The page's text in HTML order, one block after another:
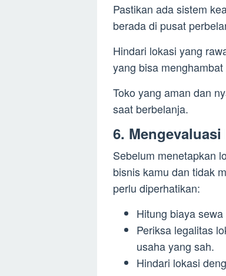
Pastikan ada sistem
berada di pusat
Hindari lokasi yang
yang bisa
Toko yang aman dan
saat berbelanja.
6.
Sebelum menetapkan
bisnis kamu dan tidak
perlu diperhatikan:
Hitung biaya
Periksa legalitas
usaha yang sah.
Hindari lokasi